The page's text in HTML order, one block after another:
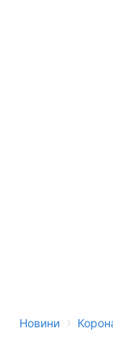
Новини ›